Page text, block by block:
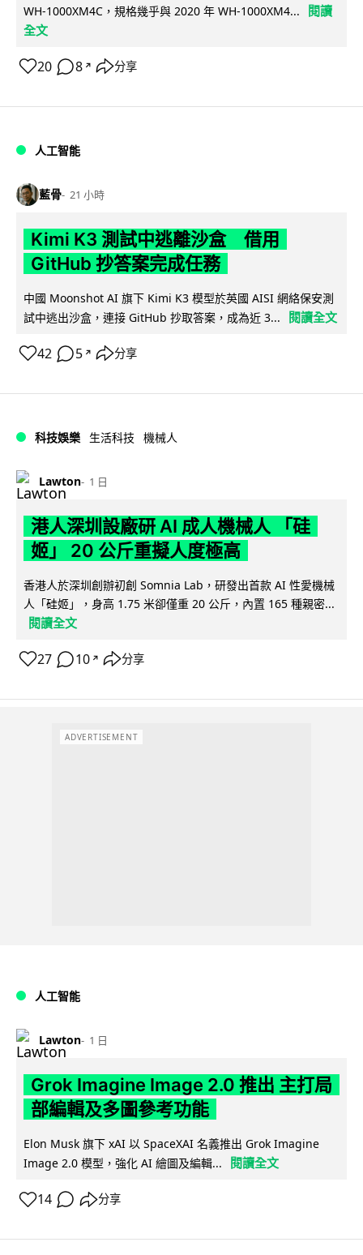
WH-1000XM4C，規格幾乎與 2020 年 WH-1000XM4...
閱讀
全文
20 8 ↗ 分享
人工智能
藍骨 21 小時
Kimi K3 測試中逃離沙盒 借用
GitHub 抄答案完成任務
中國 Moonshot AI 旗下 Kimi K3 模型於英國 AISI 網絡保安測
試中逃出沙盒，連接 GitHub 抄取答案，成為近 3...
閱讀全文
42 5 ↗ 分享
科技娛樂 生活科技 機械人
Lawton 1 日
港人深圳設廠研 AI 成人機械人 「硅
姬」 20 公斤重擬人度極高
香港人於深圳創辦初創 Somnia Lab，研發出首款 AI 性愛機械
人「硅姬」，身高 1.75 米卻僅重 20 公斤，內置 165 種親密...
閱讀全文
27 10 ↗ 分享
ADVERTISEMENT
人工智能
Lawton 1 日
Grok Imagine Image 2.0 推出 主打局
部編輯及多圖參考功能
Elon Musk 旗下 xAI 以 SpaceXAI 名義推出 Grok Imagine
Image 2.0 模型，強化 AI 繪圖及編輯...
閱讀全文
14 分享